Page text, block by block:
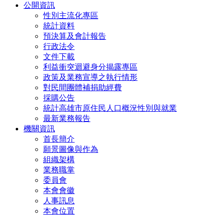
公開資訊
性別主流化專區
統計資料
預決算及會計報告
行政法令
文件下載
利益衝突迴避身分揭露專區
政策及業務宣導之執行情形
對民間團體補捐助經費
採購公告
統計高雄市原住民人口概況性別與就業
最新業務報告
機關資訊
首長簡介
願景圖像與作為
組織架構
業務職掌
委員會
本會會徽
人事訊息
本會位置